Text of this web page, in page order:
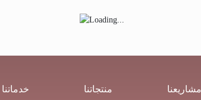
خدماتنا منتجاتنا مشاريعنا